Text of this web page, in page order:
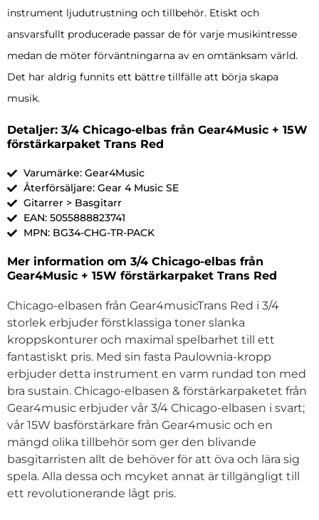
instrument ljudutrustning och tillbehör. Etiskt och
ansvarsfullt producerade passar de för varje musikintresse
medan de möter förväntningarna av en omtänksam värld.
Det har aldrig funnits ett bättre tillfälle att börja skapa
musik.
Detaljer: 3/4 Chicago-elbas från Gear4Music + 15W
förstärkarpaket Trans Red
Varumärke: Gear4Music
Återförsäljare: Gear 4 Music SE
Gitarrer > Basgitarr
EAN: 5055888823741
MPN: BG34-CHG-TR-PACK
Mer information om 3/4 Chicago-elbas från
Gear4Music + 15W förstärkarpaket Trans Red
Chicago-elbasen från Gear4musicTrans Red i 3/4
storlek erbjuder förstklassiga toner slanka
kroppskonturer och maximal spelbarhet till ett
fantastiskt pris. Med sin fasta Paulownia-kropp
erbjuder detta instrument en varm rundad ton med
bra sustain. Chicago-elbasen & förstärkarpaketet från
Gear4music erbjuder vår 3/4 Chicago-elbasen i svart;
vår 15W basförstärkare från Gear4music och en
mängd olika tillbehör som ger den blivande
basgitarristen allt de behöver för att öva och lära sig
spela. Alla dessa och mcyket annat är tillgängligt till
ett revolutionerande lågt pris.